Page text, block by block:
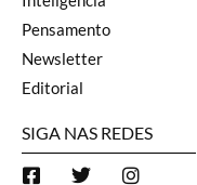
Pensamento
Newsletter
Editorial
SIGA NAS REDES